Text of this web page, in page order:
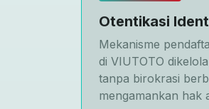
Otentikasi
Mekanisme
di VIUTOTO
tanpa birokrasi
mengamankan hak